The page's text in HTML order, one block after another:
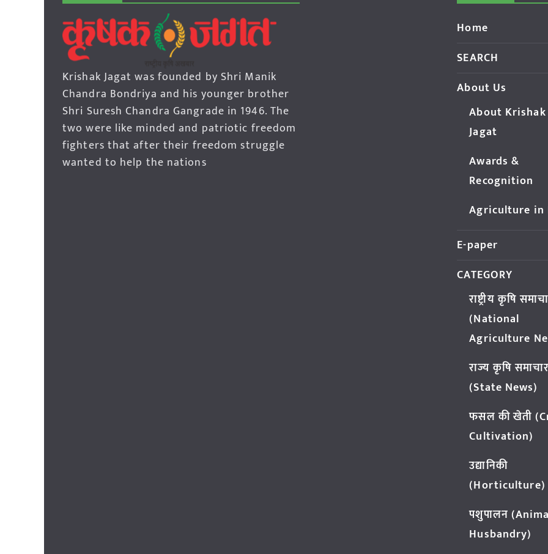
Krishak Jagat was founded by Shri Manik
Chandra Bondriya and his younger brother
Shri Suresh Chandra Gangrade in 1946. The
two were like minded and patriotic freedom
fighters that after their freedom struggle
wanted to help the nations
Home
SEARCH
About Us
About Krishak
Jagat
Awards &
Recognition
Agriculture in
E-paper
CATEGORY
राष्ट्रीय कृषि
(National
Agriculture
राज्य कृषि समाचार
(State News)
फसल की खेती
Cultivation)
उद्यानिकी
(Horticulture)
पशुपालन
Husbandry)